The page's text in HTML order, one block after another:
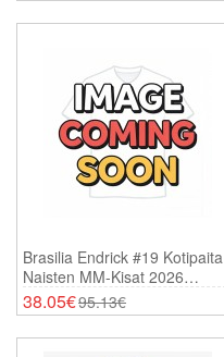
Brasilia Endrick #19 Kotipaita
Naisten MM-Kisat 2026
Lyhythihainen
38.05€95.13€